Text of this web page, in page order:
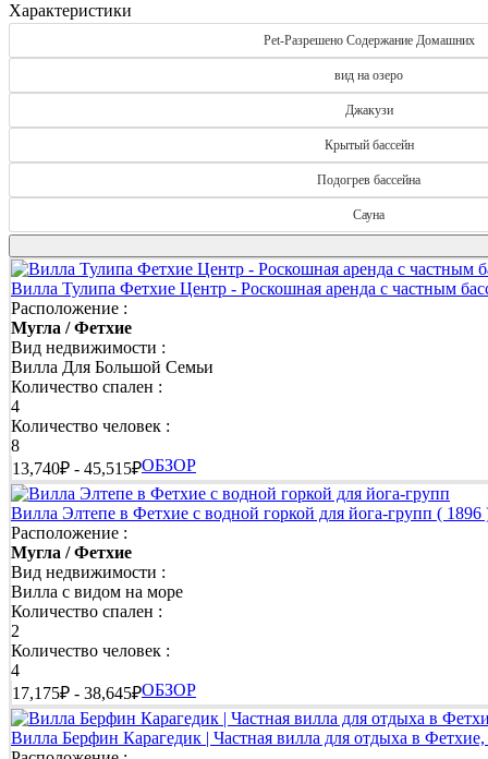
Лучшие варианты аренды вилл, апартаментов,
Фетхие предлагает огромный выбор жилья для отдыха, где
уютный дом для отдыха в окружении природы, современный
отпуска. У нас представлены варианты для семей с детьми,
👉 Виллы, где можно отдыхать с домашними животными |
Отправляясь в отпуск, не нужно расставаться с любимым
семьи. Здесь ваш питомец будет чувствовать себя так же
👉 Виллы среди природы | Тишина, свежий воздух и полное
Если вы мечтаете отдохнуть вдали от шума и городской
зелёными пейзажами и атмосферой полного уединения, где
👉 Виллы с джакузи | Максимум комфорта и отдыха
После насыщенного дня особенно приятно расслабиться в
добавить немного роскоши и сделать отпуск ещё более
👉 Уединённые виллы | Полная приватность для вашего
Если для вас особенно важны спокойствие и личное
Характеристики
Pet-Разрешено Содержание Домашних
вид на озеро
Джакузи
Крытый бассейн
Подогрев бассейна
Сауна
Вилла Тулипа Фетхие Центр - Роскошная аренда с частным
Расположение :
Мугла / Фетхие
Вид недвижимости :
Вилла Для Большой Семьи
Количество спален :
4
Количество человек :
8
13,740₽ - 45,515₽ОБЗОР
Вилла Элтепе в Фетхие с водной горкой для йога-групп ( 1896
Расположение :
Мугла / Фетхие
Вид недвижимости :
Вилла с видом на море
Количество спален :
2
Количество человек :
4
17,175₽ - 38,645₽ОБЗОР
Вилла Берфин Карагедик | Частная вилла для отдыха в